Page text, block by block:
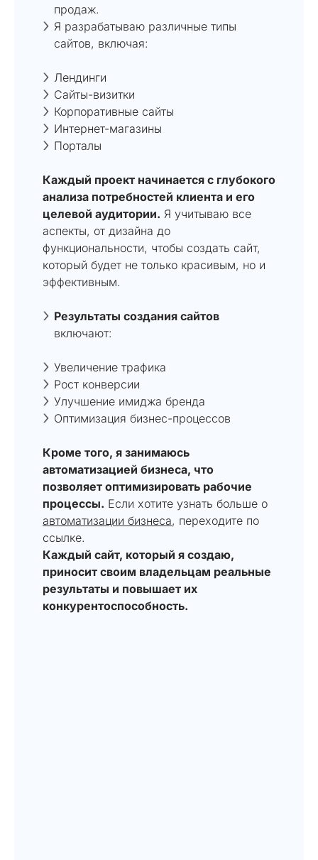
продаж.
Я разрабатываю различные типы
сайтов, включая:
Лендинги
Сайты-визитки
Корпоративные сайты
Интернет-магазины
Порталы
Каждый проект начинается с глубокого
анализа потребностей клиента и его
целевой аудитории. Я учитываю все
аспекты, от дизайна до
функциональности, чтобы создать сайт,
который будет не только красивым, но и
эффективным.
Результаты создания сайтов
включают:
Увеличение трафика
Рост конверсии
Улучшение имиджа бренда
Оптимизация бизнес-процессов
Кроме того, я занимаюсь
автоматизацией бизнеса, что
позволяет оптимизировать рабочие
процессы. Если хотите узнать больше о
автоматизации бизнеса, переходите по
ссылке.
Каждый сайт, который я создаю,
приносит своим владельцам реальные
результаты и повышает их
конкурентоспособность.